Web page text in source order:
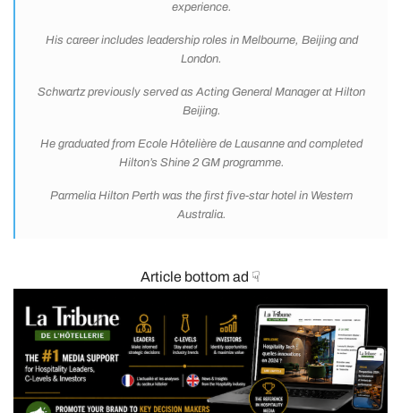
experience.
His career includes leadership roles in Melbourne, Beijing and
London.
Schwartz previously served as Acting General Manager at Hilton
Beijing.
He graduated from Ecole Hôtelière de Lausanne and completed
Hilton’s Shine 2 GM programme.
Parmelia Hilton Perth was the first five-star hotel in Western
Australia.
Article bottom ad ☟